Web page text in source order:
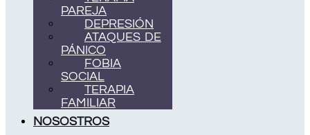
PAREJA
DEPRESIÓN
ATAQUES DE
PÁNICO
FOBIA
SOCIAL
TERAPIA
FAMILIAR
NOSOSTROS